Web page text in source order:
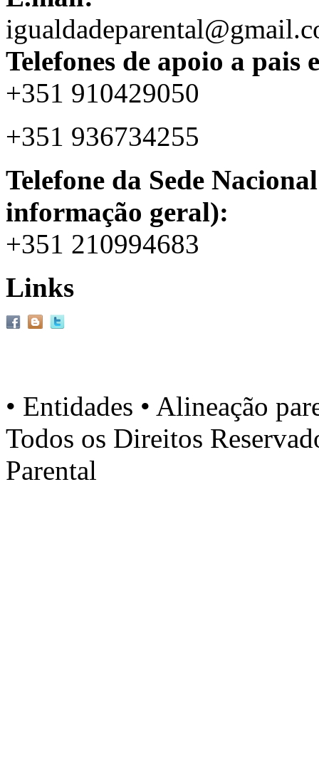
Telefones de apoio a pais
+351 910429050
+351 936734255
Telefone da Sede
informação geral):
+351 210994683
Links
• Entidades • Alineação
Todos os Direitos
Parental